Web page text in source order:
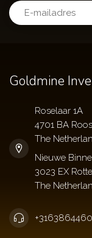
Goldmine
Roselaar 1A
4701 BA
The